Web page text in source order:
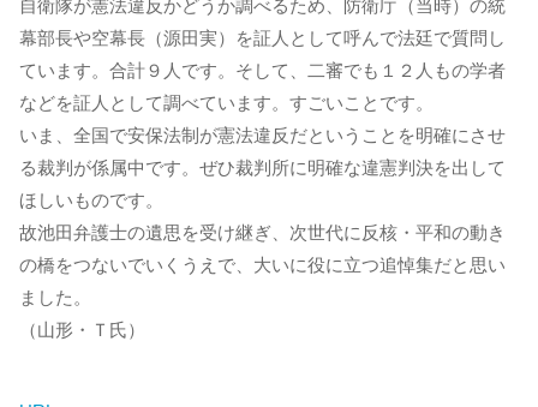
自衛隊が憲法違反かどうか調べるため、防衛庁（当時）の統
幕部長や空幕長（源田実）を証人として呼んで法廷で質問し
ています。合計９人です。そして、二審でも１２人もの学者
などを証人として調べています。すごいことです。
いま、全国で安保法制が憲法違反だということを明確にさせ
る裁判が係属中です。ぜひ裁判所に明確な違憲判決を出して
ほしいものです。
故池田弁護士の遺思を受け継ぎ、次世代に反核・平和の動き
の橋をつないでいくうえで、大いに役に立つ追悼集だと思い
ました。
（山形・Ｔ氏）